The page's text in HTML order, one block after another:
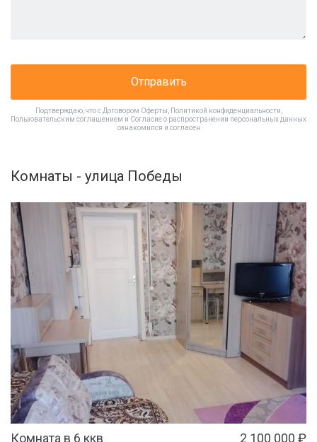
Отправить
Подтверждаю, что с Договором Оферты Политикой конфиденциальности
Пользовательским соглашением и Согласие о распространении персональных данных
ознакомился и согласен
Комнаты - улица Победы
Комната в 6 ккв 2 100 000 ₽